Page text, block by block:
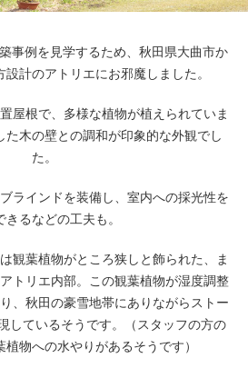
事例を見学するため、秋田県大曲市か
計のアトリエにお邪魔しました。
屋根で、多様な植物が植えられていま
た木の壁との調和が印象的な外観でし
た。
ラインドを装備し、室内への採光性を
きるなどの工夫も。
観葉植物がところ狭しと飾られた、ま
トリエ内部。この観葉植物が湿度調整
、秋田の豪雪地帯にありながらストー
しているそうです。（スタッフの方の
物への水やりがあるそうです）